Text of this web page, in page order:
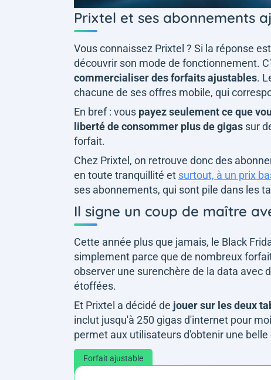
Prixtel et ses abonnements
Vous connaissez Prixtel ? Si la réponse
découvrir son mode de fonctionnement.
commercialiser des forfaits ajustables.
chacune de ses offres mobile, qui
En bref : vous payez seulement ce que
liberté de consommer plus de gigas sur
forfait.
Chez Prixtel, on retrouve donc des
en toute tranquillité et surtout, à un prix
ses abonnements, qui sont pile dans les
Il signe un coup de maître
Cette année plus que jamais, le Black
simplement parce que de nombreux
observer une surenchère de la data avec
étoffées.
Et Prixtel a décidé de jouer sur les deux
inclut jusqu'à 250 gigas d'internet pour
permet aux utilisateurs d'obtenir une
Forfait ajustable